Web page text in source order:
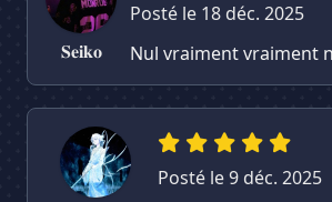
𝐒𝐞𝐢𝐤𝐨
Posté le 18 déc. 2025
Nul vraiment vraiment
Posté le 9 déc. 2025